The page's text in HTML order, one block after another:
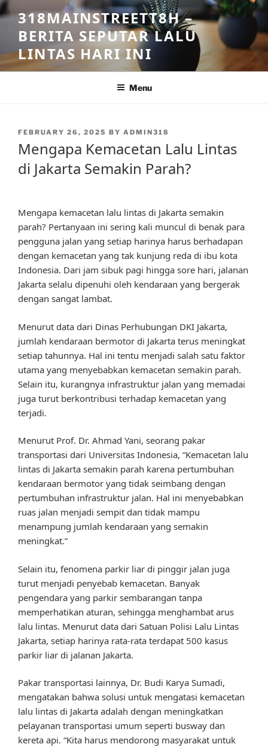
Skip
to
content
318MAINSTREETT8H –
BERITA SEPUTAR LALU
LINTAS HARI INI
Menu
POSTED
FEBRUARY 26, 2025 BY ADMIN318
Mengapa Kemacetan Lalu Lintas
di Jakarta Semakin Parah?
Mengapa kemacetan lalu lintas di Jakarta semakin
parah? Pertanyaan ini sering kali muncul di benak para
pengguna jalan yang setiap harinya harus berhadapan
dengan kemacetan yang tak kunjung reda di ibu kota
Indonesia. Dari jam sibuk pagi hingga sore hari, jalanan
Jakarta selalu dipenuhi oleh kendaraan yang bergerak
dengan sangat lambat.
Menurut data dari Dinas Perhubungan DKI Jakarta,
jumlah kendaraan bermotor di Jakarta terus meningkat
setiap tahunnya. Hal ini tentu menjadi salah satu faktor
utama yang menyebabkan kemacetan semakin parah.
Selain itu, kurangnya infrastruktur jalan yang memadai
juga turut berkontribusi terhadap kemacetan yang
terjadi.
Menurut Prof. Dr. Ahmad Yani, seorang pakar
transportasi dari Universitas Indonesia, “Kemacetan lalu
lintas di Jakarta semakin parah karena pertumbuhan
kendaraan bermotor yang tidak seimbang dengan
pertumbuhan infrastruktur jalan. Hal ini menyebabkan
ruas jalan menjadi sempit dan tidak mampu
menampung jumlah kendaraan yang semakin
meningkat.”
Selain itu, fenomena parkir liar di pinggir jalan juga
turut menjadi penyebab kemacetan. Banyak
pengendara yang parkir sembarangan tanpa
memperhatikan aturan, sehingga menghambat arus
lalu lintas. Menurut data dari Satuan Polisi Lalu Lintas
Jakarta, setiap harinya rata-rata terdapat 500 kasus
parkir liar di jalanan Jakarta.
Pakar transportasi lainnya, Dr. Budi Karya Sumadi,
mengatakan bahwa solusi untuk mengatasi kemacetan
lalu lintas di Jakarta adalah dengan meningkatkan
pelayanan transportasi umum seperti busway dan
kereta api. “Kita harus mendorong masyarakat untuk